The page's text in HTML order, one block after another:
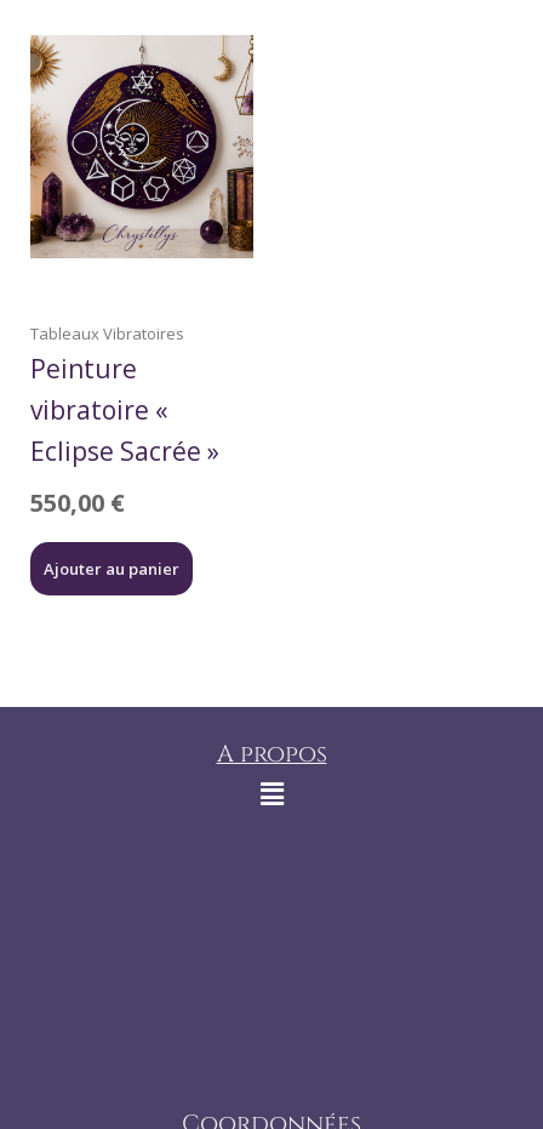
Tableaux Vibratoires
Peinture
vibratoire «
Eclipse Sacrée »
550,00 €
Ajouter au panier
A propos